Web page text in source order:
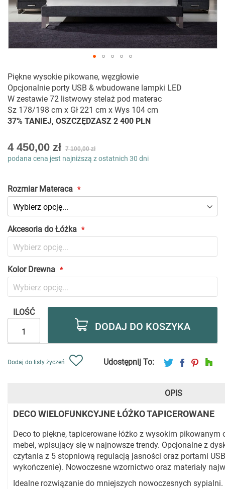
na
początek
galerii
Piękne wysokie pikowane, węzgłowie
Opcjonalnie porty USB & wbudowane lampki LED
W zestawie 72 listwowy stelaż pod materac
Sz 178/198 cm x Gł 221 cm x Wys 104 cm
37% TANIEJ, OSZCZĘDZASZ 2 400 PLN
As
low
4 450,00 zł 7 100,00 zł
podana cena jest najniższą z ostatnich 30 dni
Rozmiar Materaca
Akcesoria do Łóżka
Kolor Drewna
ILOŚĆ
DODAJ DO KOSZYKA
Dodaj do listy życzeń Udostępnij To:
OPIS
DECO WIELOFUNKCYJNE ŁÓŻKO TAPICEROWANE
Deco to piękne, tapicerowane łóżko z wysokim
mebel, wpisujący się w najnowsze trendy. Opcjonalne z
czytania z 5 stopniową regulacją jasności oraz portami
wykończenie). Nowoczesne wzornictwo oraz materiały
Idealne rozwiązanie do mniejszych nowoczesnych sypialni.